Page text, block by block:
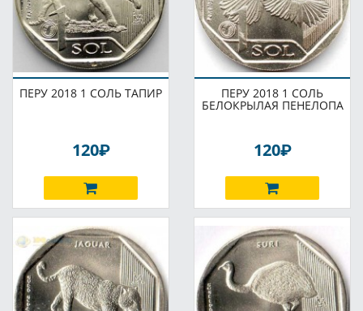
ПЕРУ 2018 1 СОЛЬ ТАПИР
120P
ПЕРУ 2018 1 СОЛЬ
БЕЛОКРЫЛАЯ ПЕНЕЛОПА
120P